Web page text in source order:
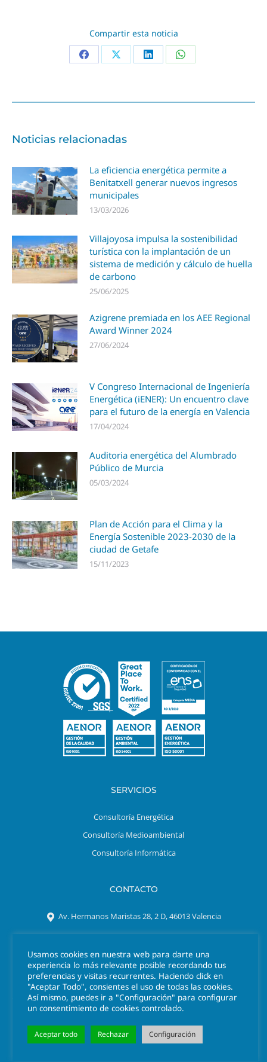
Compartir esta noticia
Noticias relacionadas
La eficiencia energética permite a
Benitatxell generar nuevos ingresos
municipales
13/03/2026
Villajoyosa impulsa la sostenibilidad
turística con la implantación de un
sistema de medición y cálculo de huella
de carbono
25/06/2025
Azigrene premiada en los AEE Regional
Award Winner 2024
27/06/2024
V Congreso Internacional de Ingeniería
Energética (iENER): Un encuentro clave
para el futuro de la energía en Valencia
17/04/2024
Auditoria energética del Alumbrado
Público de Murcia
05/03/2024
Plan de Acción para el Clima y la
Energía Sostenible 2023-2030 de la
ciudad de Getafe
15/11/2023
SERVICIOS
Consultoría Energética
Consultoría Medioambiental
Consultoría Informática
CONTACTO
Av. Hermanos Maristas 28, 2 D, 46013 Valencia
Tel. 963 301 641
azigrene@azigrene.es
© 2026 Azigrene
Usamos cookies en nuestra web para darte una
experiencia lo más relevante posible recordando tus
preferencias y visitas recurrentes. Haciendo click en
"Aceptar Todo", consientes el uso de todas las cookies.
Así mismo, puedes ir a "Configuración" para configurar
un consentimiento de cookies controlado.
Aceptar todo Rechazar Configuración